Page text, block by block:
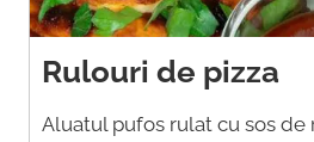
Rulouri de pizza
Aluatul pufos rulat cu sos de